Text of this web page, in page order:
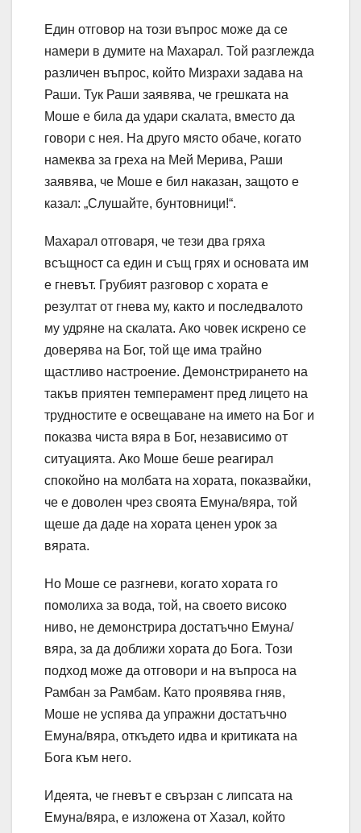
Един отговор на този въпрос може да се
намери в думите на Махарал. Той разглежда
различен въпрос, който Мизрахи задава на
Раши. Тук Раши заявява, че грешката на
Моше е била да удари скалата, вместо да
говори с нея. На друго място обаче, когато
намеква за греха на Мей Мерива, Раши
заявява, че Моше е бил наказан, защото е
казал: „Слушайте, бунтовници!“.
Махарал отговаря, че тези два гряха
всъщност са един и същ грях и основата им
е гневът. Грубият разговор с хората е
резултат от гнева му, както и последвалото
му удряне на скалата. Ако човек искрено се
доверява на Бог, той ще има трайно
щастливо настроение. Демонстрирането на
такъв приятен темперамент пред лицето на
трудностите е освещаване на името на Бог и
показва чиста вяра в Бог, независимо от
ситуацията. Ако Моше беше реагирал
спокойно на молбата на хората, показвайки,
че е доволен чрез своята Емуна/вяра, той
щеше да даде на хората ценен урок за
вярата.
Но Моше се разгневи, когато хората го
помолиха за вода, той, на своето високо
ниво, не демонстрира достатъчно Емуна/
вяра, за да доближи хората до Бога. Този
подход може да отговори и на въпроса на
Рамбан за Рамбам. Като проявява гняв,
Моше не успява да упражни достатъчно
Емуна/вяра, откъдето идва и критиката на
Бога към него.
Идеята, че гневът е свързан с липсата на
Емуна/вяра, е изложена от Хазал, който